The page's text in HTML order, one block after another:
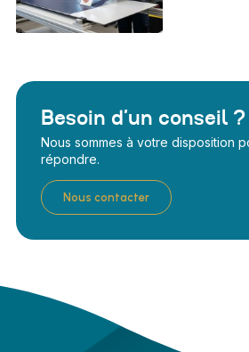
Besoin d’un conseil ?
Nous sommes à votre disposition
répondre.
Nous contacter